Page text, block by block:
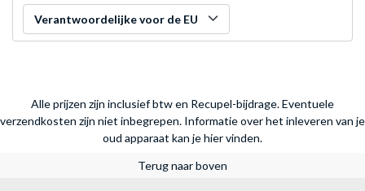
Verantwoordelijke voor de EU
Alle prijzen zijn inclusief btw en Recupel-bijdrage. Eventuele
verzendkosten zijn niet inbegrepen. Informatie over het inleveren van je
oud apparaat kan je hier vinden.
Terug naar boven